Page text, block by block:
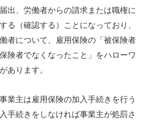
出、労働者からの請求または職権に
る（確認する）ことになっており、
者について、雇用保険の「被保険者
険者でなくなったこと」をハローワ
あります。
業主は雇用保険の加入手続きを行う
手続きをしなければ事業主が処罰さ